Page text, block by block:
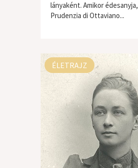
lányaként. Amikor édesanyja,
Prudenzia di Ottaviano...
ÉLETRAJZ